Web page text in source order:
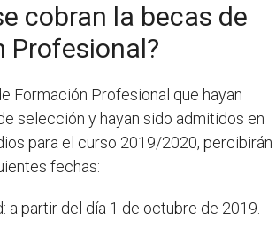
cobran la becas de
Profesional?
Formación Profesional que hayan
selección y hayan sido admitidos en
para el curso 2019/2020, percibirán
fechas:
a partir del día 1 de octubre de 2019.